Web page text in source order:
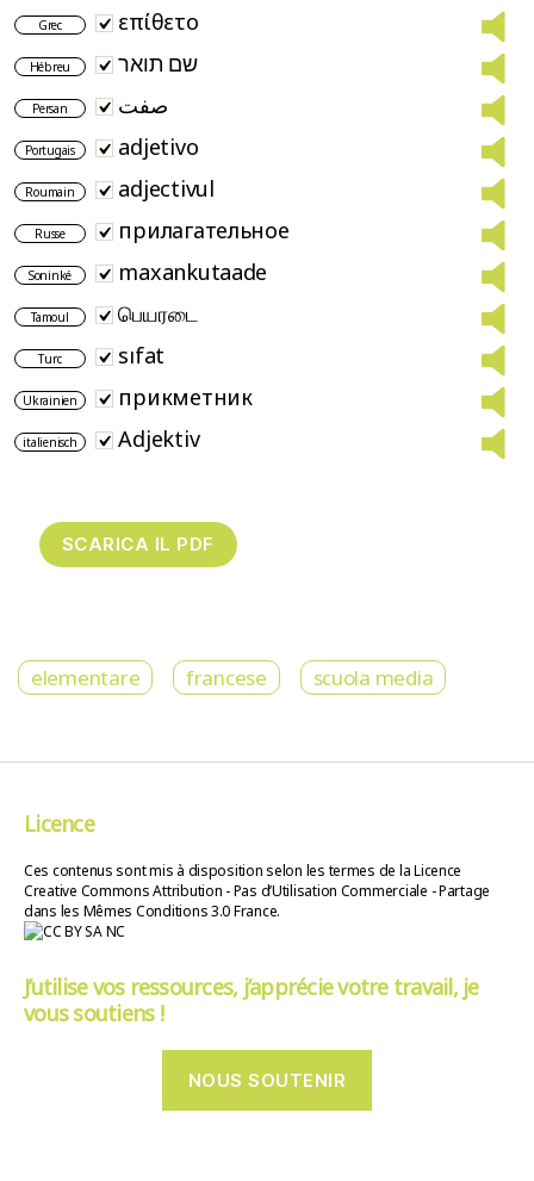
Grec επίθετο
Hébreu שם תואר
Persan صفت
Portugais adjetivo
Roumain adjectivul
Russe прилагательное
Soninké maxankutaade
Tamoul பெயரடை
Turc sıfat
Ukrainien прикметник
italienisch Adjektiv
elementare francese scuola media
Licence
Ces contenus sont mis à disposition selon les termes de la Licence
Creative Commons Attribution - Pas d’Utilisation Commerciale - Partage
dans les Mêmes Conditions 3.0 France.
J’utilise vos ressources, j’apprécie votre travail, je
vous soutiens !
NOUS SOUTENIR